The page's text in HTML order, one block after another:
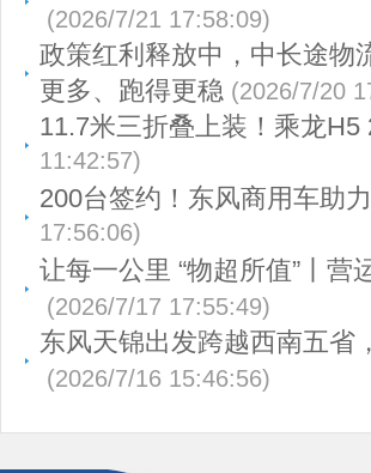
(2026/7/21 17:58:09)
政策红利释放中，中长途物
更多、跑得更稳 (2026/7/20
11.7米三折叠上装！乘龙H5
11:42:57)
200台签约！东风商用车助
17:56:06)
让每一公里 “物超所值”丨
(2026/7/17 17:55:49)
东风天锦出发跨越西南五省
(2026/7/16 15:46:56)